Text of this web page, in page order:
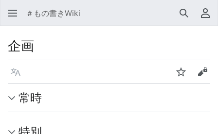
＃もの書きWiki 検索 利
企画
言語 ウォッチソ
常時